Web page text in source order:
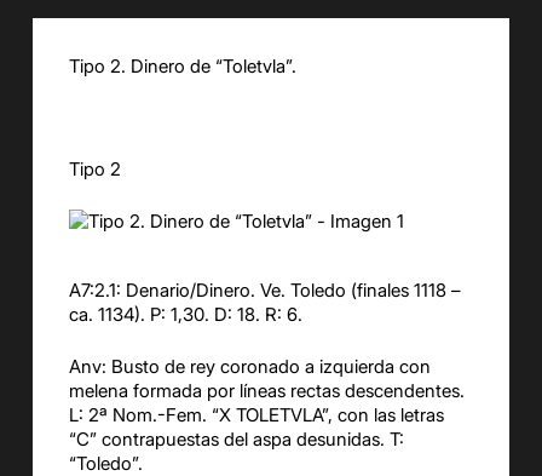
Tipo 2. Dinero de “Toletvla”.
Tipo 2
A7:2.1: Denario/Dinero. Ve. Toledo (finales 1118 –
ca. 1134). P: 1,30. D: 18. R: 6.
Anv: Busto de rey coronado a izquierda con
melena formada por líneas rectas descendentes.
L: 2ª Nom.-Fem. “X TOLETVLA”, con las letras
“C” contrapuestas del aspa desunidas. T:
“Toledo”.